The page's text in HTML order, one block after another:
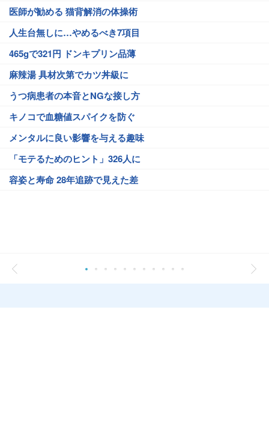
医師が勧める 猫背解消の体操術
人生台無しに…やめるべき7項目
465gで321円 ドンキプリン品薄
麻辣湯 具材次第でカツ丼級に
うつ病患者の本音とNGな接し方
キノコで血糖値スパイクを防ぐ
メンタルに良い影響を与える趣味
「モテるためのヒント」326人に
容姿と寿命 28年追跡で見えた差